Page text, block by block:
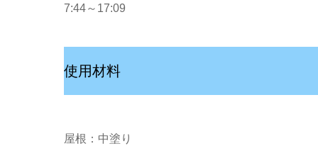
7:44～17:09
使用材料
屋根：中塗り